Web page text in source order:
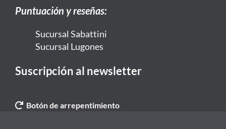
Puntuación y reseñas:
Sucursal Sabattini
Sucursal Lugones
Suscripción al newsletter
Botón de arrepentimiento